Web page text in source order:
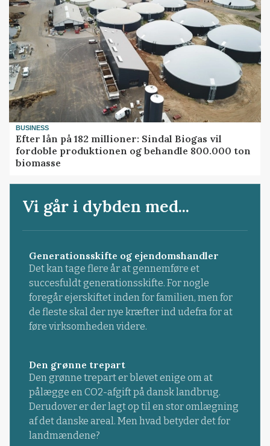
BUSINESS
Efter lån på 182 millioner: Sindal Biogas vil
fordoble produktionen og behandle 800.000 ton
biomasse
Vi går i dybden med...
Generationsskifte og ejendomshandler
Det kan tage flere år at gennemføre et
succesfuldt generationsskifte. For nogle
foregår ejerskiftet inden for familien, men for
de fleste skal der nye kræfter ind udefra for at
føre virksomheden videre.
Den grønne trepart
Den grønne trepart er blevet enige om at
pålægge en CO2-afgift på dansk landbrug.
Derudover er der lagt op til en stor omlægning
af det danske areal. Men hvad betyder det for
landmændene?